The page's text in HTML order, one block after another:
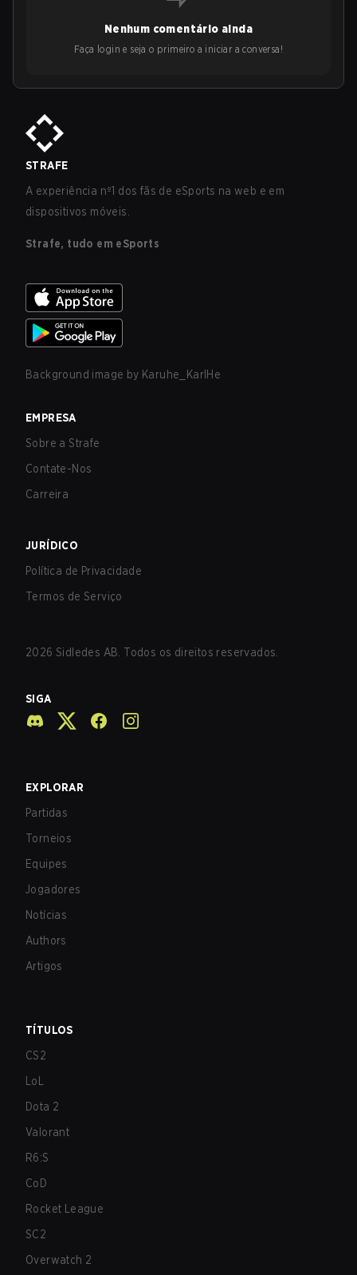
Nenhum comentário ainda
Faça login e seja o primeiro a iniciar a conversa!
STRAFE
A experiência nº1 dos fãs de eSports na web e em
dispositivos móveis.
Strafe, tudo em eSports
Background image by Karuhe_KarlHe
EMPRESA
Sobre a Strafe
Contate-Nos
Carreira
JURÍDICO
Política de Privacidade
Termos de Serviço
2026 Sidledes AB. Todos os direitos reservados.
SIGA
EXPLORAR
Partidas
Torneios
Equipes
Jogadores
Notícias
Authors
Artigos
TÍTULOS
CS2
LoL
Dota 2
Valorant
R6:S
CoD
Rocket League
SC2
Overwatch 2